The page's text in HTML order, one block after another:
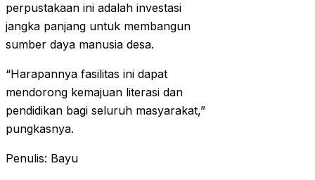
perpustakaan ini adalah investasi
jangka panjang untuk membangun
sumber daya manusia desa.
“Harapannya fasilitas ini dapat
mendorong kemajuan literasi dan
pendidikan bagi seluruh masyarakat,”
pungkasnya.
Penulis: Bayu